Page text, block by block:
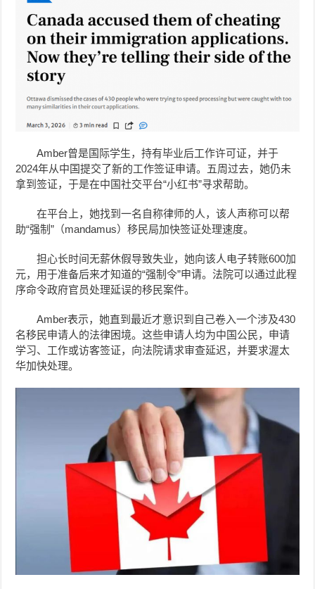
Amber曾是国际学生，持有毕业后工作许可证，并于
2024年从中国提交了新的工作签证申请。五周过去，她仍未
拿到签证，于是在中国社交平台“小红书”寻求帮助。
在平台上，她找到一名自称律师的人，该人声称可以帮
助“强制”（mandamus）移民局加快签证处理速度。
担心长时间无薪休假导致失业，她向该人电子转账600加
元，用于准备后来才知道的“强制令”申请。法院可以通过此程
序命令政府官员处理延误的移民案件。
Amber表示，她直到最近才意识到自己卷入一个涉及430
名移民申请人的法律困境。这些申请人均为中国公民，申请
学习、工作或访客签证，向法院请求审查延迟，并要求渥太
华加快处理。